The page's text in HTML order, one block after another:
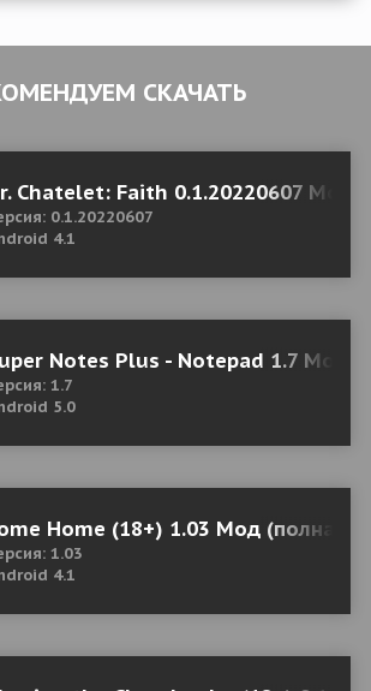
СКАЧАТЬ
Chatelet: Faith 0.1.20220607 Mod
0.1.20220607
4.1
Notes Plus - Notepad 1.7 Mod
1.7
5.0
Home (18+) 1.03 Мод (полная
1.03
4.1